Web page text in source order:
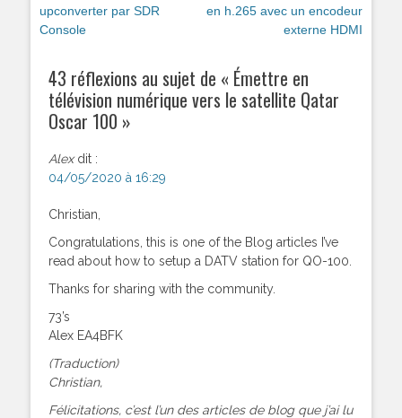
l’article
précédent :
upconverter par SDR
Console
suivant :
en h.265 avec un encodeur
externe HDMI
43 réflexions au sujet de « Émettre en
télévision numérique vers le satellite Qatar
Oscar 100 »
Alex dit :
04/05/2020 à 16:29
Christian,
Congratulations, this is one of the Blog articles I’ve
read about how to setup a DATV station for QO-100.
Thanks for sharing with the community.
73’s
Alex EA4BFK
(Traduction)
Christian,
Félicitations, c’est l’un des articles de blog que j’ai lu